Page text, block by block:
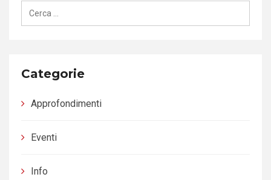
Ricerca
Categorie
Approfondimenti
Eventi
Info